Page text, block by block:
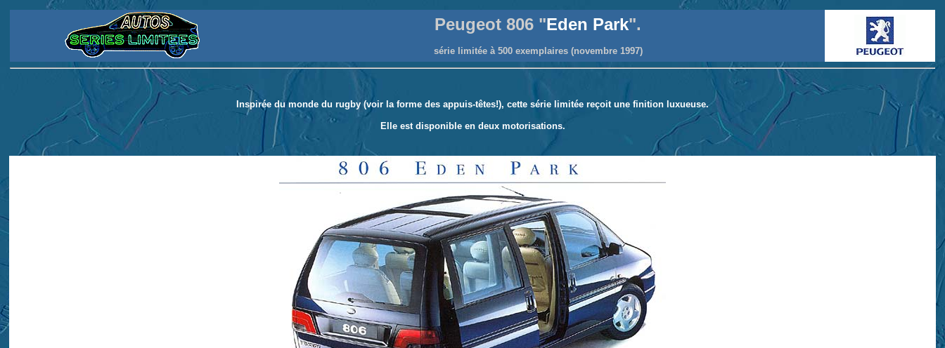
Peugeot 806 "Eden Park".
série limitée à 500 exemplaires (novembre 1997)
Inspirée du monde du rugby (voir la forme des appuis-têtes!), cette série limitée reçoit une finition luxueuse.
Elle est disponible en deux motorisations.